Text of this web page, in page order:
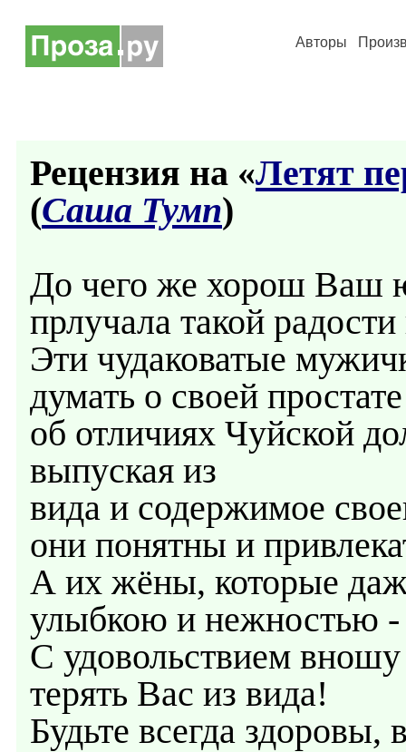
Авторы
Рецензия на «Летят
(Саша Тумп)
До чего же хорош Ваш
прлучала такой
Эти чудаковатые
думать о своей
об отличиях Чуйской
выпуская из
вида и содержимое
они понятны и
А их жёны, которые
улыбкою и нежностью
С удовольствием
терять Вас из вида!
Будьте всегда